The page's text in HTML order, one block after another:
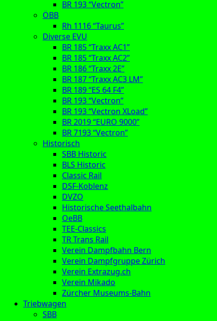
BR 193 “Vectron”
ÖBB
Rh 1116 “Taurus”
Diverse EVU
BR 185 “Traxx AC1”
BR 185 “Traxx AC2”
BR 186 “Traxx 2E”
BR 187 “Traxx AC3 LM”
BR 189 “ES 64 F4”
BR 193 “Vectron”
BR 193 “Vectron XLoad”
BR 2019 “EURO 9000”
BR 7193 “Vectron”
Historisch
SBB Historic
BLS Historic
Classic Rail
DSF-Koblenz
DVZO
Historische Seethalbahn
OeBB
TEE-Classics
TR Trans Rail
Verein Dampfbahn Bern
Verein Dampfgruppe Zürich
Verein Extrazug.ch
Verein Mikado
Zürcher Museums-Bahn
Triebwagen
SBB